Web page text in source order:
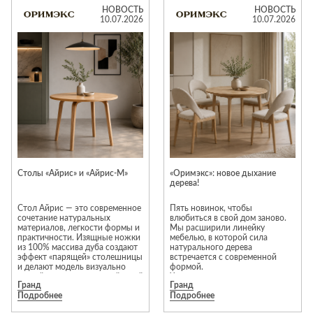
Матрасы
Товары для сна
Кухонные
гарнитуры
Лепнина
Напольные
покрытия
Обои
Плитка
Спецобувь
Спецодежда
Средства
индивидуальной
со стеклянными фасадами,
обеденные столы, комоды и
кровати. Количество
ограничено.
Специальное предложение
действует с 1 по 31 августа
2026 года.
прихожей по очень выгодным
В распродаже вас ждут:
● журнальные и кофейные
столики;
● диваны и кресла;
● стулья и пуфы;
● комоды, консоли, тумбы;
● дизайнерские светильники;
● зеркала, статуэтки, вазы,
настенный декор.
Предметы из ценных пород
древесины, натурального
камня, металла и стекла
впишутся в любой
современный или классический
интерьер и порадуют
долговечностью.
Всю мебель из салона можно
НОВОСТЬ
10.07.2026
Столы «Айрис» и «Айрис-М»
Стол Айрис — это современное
сочетание натуральных
материалов, легкости формы и
практичности. Изящные ножки
из 100% массива дуба создают
эффект «парящей» столешницы
и делают модель визуально
и надежной.
Круглая столешница
Гранд
Подробнее
НОВОСТЬ
10.07.2026
«Оримэкс»: новое дыхание
дерева!
Пять новинок, чтобы
влюбиться в свой дом заново.
Мы расширили линейку
мебелью, в которой сила
натурального дерева
встречается с современной
формой.
Раздвижные столы «Фабиано» и
«Фабиано-М»
Гранд
Подробнее